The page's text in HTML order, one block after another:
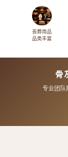
丧葬用品
品类丰富
骨
专业团队